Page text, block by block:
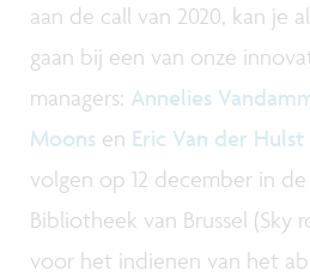
aan de call van 2020, kan je
gaan bij een van onze
managers: Annelies
Moons en Eric Van der Hulst
volgen op 12 december in
Bibliotheek van Brussel (Sky
voor het indienen van het